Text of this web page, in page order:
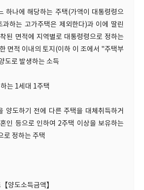
하나에 해당하는 주택(가액이 대통령령으
하는 고가주택은 제외한다)과 이에 딸린
된 면적에 지역별로 대통령령으로 정하는
면적 이내의 토지(이하 이 조에서 "주택부
도로 발생하는 소득
는 1세대 1주택
양도하기 전에 다른 주택을 대체취득하거
인 등으로 인하여 2주택 이상을 보유하는
로 정하는 주택
양도소득금액】